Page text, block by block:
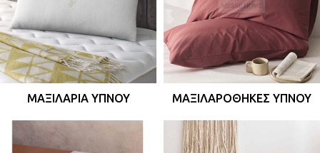
ΜΑΞΙΛΆΡΙΑ ΎΠΝΟΥ ΜΑΞΙΛΑΡΟΘΉΚΕΣ ΎΠΝΟΥ